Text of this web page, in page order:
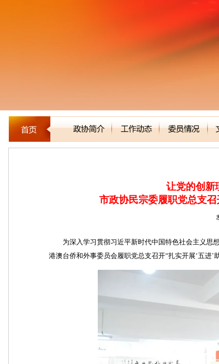
让党的创新
市政协民宗委履职党总支
为深入学习贯彻习近平新时代中国特色社会主义思想
港澳台侨和外事委员会履职党总支召开“扎实开展‘五进’